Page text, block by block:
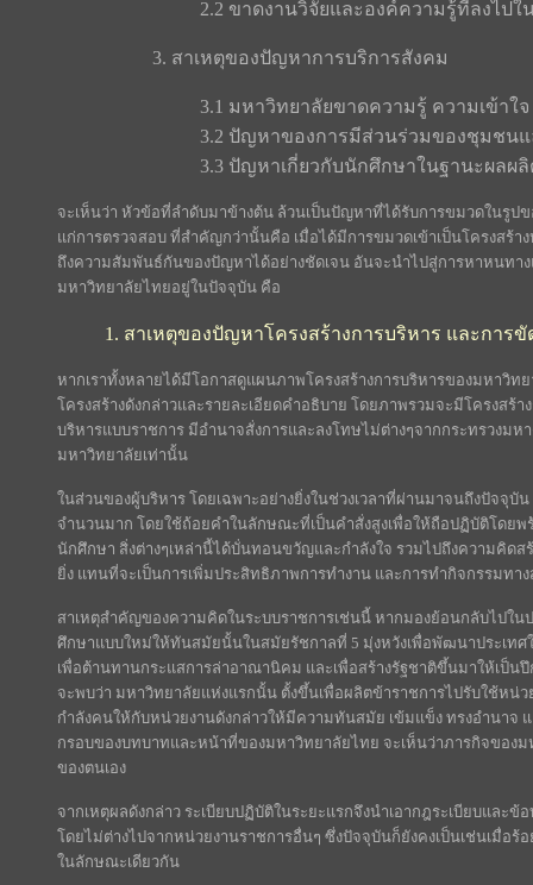
2.2 ขาดงานวิจัยและองค์ความรู้ที่ลงไป
3. สาเหตุของปัญหาการบริการสังคม
3.1 มหาวิทยาลัยขาดความรู้ ความเข้าใ
3.2 ปัญหาของการมีส่วนร่วมของชุมชน
3.3 ปัญหาเกี่ยวกับนักศึกษาในฐานะผลผ
จะเห็นว่า หัวข้อที่ลำดับมาข้างต้น ล้วนเป็นปัญหาที่ได้รับการขมวดในรูป
แก่การตรวจสอบ ที่สำคัญกว่านั้นคือ เมื่อได้มีการขมวดเข้าเป็นโครงสร้า
ถึงความสัมพันธ์กันของปัญหาได้อย่างชัดเจน อันจะนำไปสู่การหาหนทา
มหาวิทยาลัยไทยอยู่ในปัจจุบัน คือ
1. สาเหตุของปัญหาโครงสร้างการบริหาร และการ
หากเราทั้งหลายได้มีโอกาสดูแผนภาพโครงสร้างการบริหารของมหาวิ
โครงสร้างดังกล่าวและรายละเอียดคำอธิบาย โดยภาพรวมจะมีโครงสร้
บริหารแบบราชการ มีอำนาจสั่งการและลงโทษไม่ต่างๆจากกระทรวงม
มหาวิทยาลัยเท่านั้น
ในส่วนของผู้บริหาร โดยเฉพาะอย่างยิ่งในช่วงเวลาที่ผ่านมาจนถึงปัจจุ
จำนวนมาก โดยใช้ถ้อยคำในลักษณะที่เป็นคำสั่งสูงเพื่อให้ถือปฏิบัติโดยพ
นักศึกษา สิ่งต่างๆเหล่านี้ได้บั่นทอนขวัญและกำลังใจ รวมไปถึงความคิด
ยิ่ง แทนที่จะเป็นการเพิ่มประสิทธิภาพการทำงาน และการทำกิจกรรมทา
สาเหตุสำคัญของความคิดในระบบราชการเช่นนี้ หากมองย้อนกลับไปใน
ศึกษาแบบใหม่ให้ทันสมัยนั้นในสมัยรัชกาลที่ 5 มุ่งหวังเพื่อพัฒนาประเทศ
เพื่อต้านทานกระแสการล่าอาณานิคม และเพื่อสร้างรัฐชาติขึ้นมาให้เป็น
จะพบว่า มหาวิทยาลัยแห่งแรกนั้น ตั้งขึ้นเพื่อผลิตข้าราชการไปรับใช้หน่ว
กำลังคนให้กับหน่วยงานดังกล่าวให้มีความทันสมัย เข้มแข็ง ทรงอำนา
กรอบของบทบาทและหน้าที่ของมหาวิทยาลัยไทย จะเห็นว่าภารกิจของ
ของตนเอง
จากเหตุผลดังกล่าว ระเบียบปฏิบัติในระยะแรกจึงนำเอากฎระเบียบและ
โดยไม่ต่างไปจากหน่วยงานราชการอื่นๆ ซึ่งปัจจุบันก็ยังคงเป็นเช่นเมื่อร้
ในลักษณะเดียวกัน